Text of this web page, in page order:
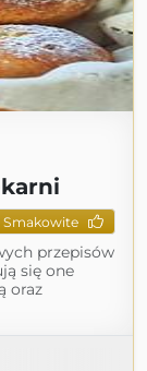
Smakowite
przepisów
się one
oraz